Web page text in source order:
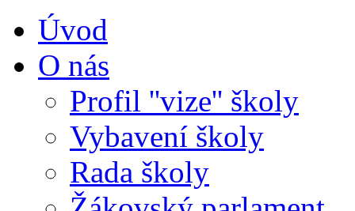
Úvod
O nás
Profil ''vize'' školy
Vybavení školy
Rada školy